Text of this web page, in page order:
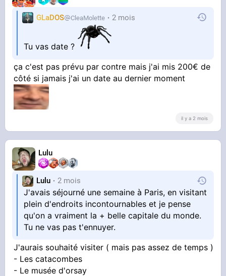
GLaDOS CleaMolette 2 mois
Tu vas date ?
ça c'est pas prévu par contre mais j'ai mis 200€ de
côté si jamais j'ai un date au dernier moment
il y a 2 mois
Lulu
Lulu 2 mois
J'avais séjourné une semaine à Paris, en visitant
plein d'endroits incontournables et je pense
qu'on a vraiment la + belle capitale du monde.
Tu ne vas pas t'ennuyer.
J'aurais souhaité visiter ( mais pas assez de temps )
- Les catacombes
- Le musée d'orsay